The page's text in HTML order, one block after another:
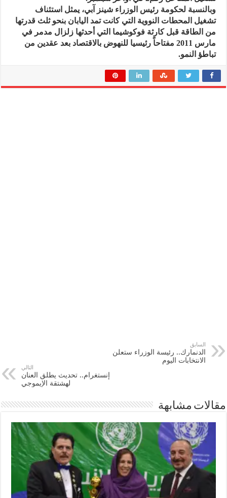
وبالنسبة لحكومة رئيس الوزراء شينز آبي، يمثل استئناف
تشغيل المحطات النووية التي كانت تمد اليابان بنحو ثلث قدرتها
من الطاقة قبل كارثة فوكوشيما التي أحدثها زلزال مدمر في
مارس 2011 مفتاحاً رئيسيا للنهوض بالاقتصاد بعد عقدين من
تباطؤ النمو.
السابق
الدنمارك.. رئيسة الوزراء ستعلن
الانتخابات اليوم
التالي
إنستغرام.. تحديث يطلق العنان
لهشتقة الإيموجي
مقالات مشابهة